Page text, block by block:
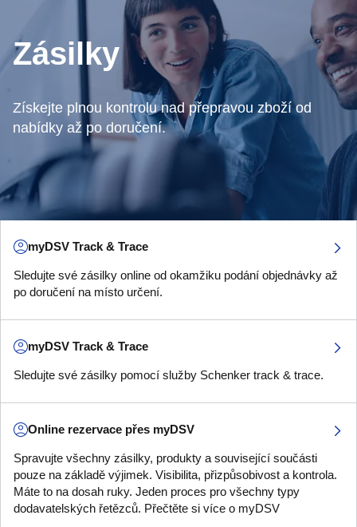
Zásilky
Získejte plnou kontrolu nad přepravou zboží od
nabídky až po doručení.
myDSV Track & Trace
Sledujte své zásilky online od okamžiku podání objednávky až
po doručení na místo určení.
myDSV Track & Trace
Sledujte své zásilky pomocí služby Schenker track & trace.
Online rezervace přes myDSV
Spravujte všechny zásilky, produkty a související součásti
pouze na základě výjimek. Visibilita, přizpůsobivost a kontrola.
Máte to na dosah ruky. Jeden proces pro všechny typy
dodavatelských řetězců. Přečtěte si více o myDSV